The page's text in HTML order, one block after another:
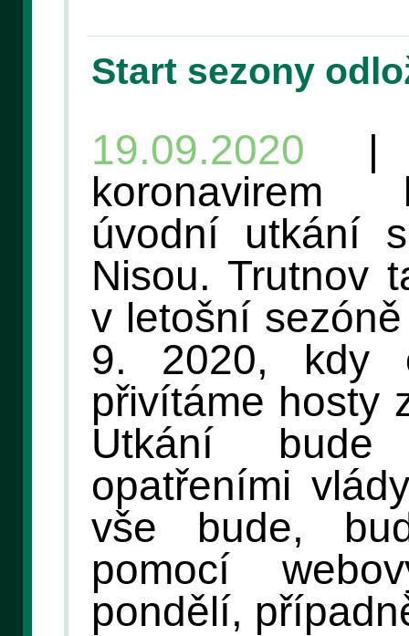
Start sezony
19.09.2020 |
koronavirem
úvodní utkání
Nisou. Trutnov
v letošní
9. 2020, kdy
přivítáme hosty
Utkání
opatřeními
vše bude,
pomocí
pondělí,